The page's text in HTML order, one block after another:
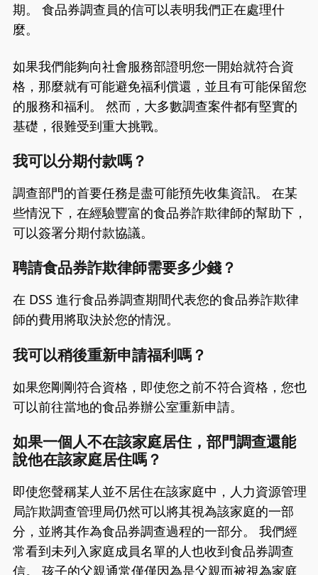
期。 食品券調查員的信可以表明我們正在處理什
麼。
如果我們能夠向社會服務部證明您一開始就符合資
格，那麼就有可能避免福利償還，並且有可能保留您
的服務和福利。 然而，大多數調查案件都有堅實的
基礎，很難受到重大挑戰。
我可以分期付款嗎？
調查部門的首要任務是盡可能預先收集資訊。 在某
些情況下，在經驗豐富的食品券詐欺律師的幫助下，
可以簽署分期付款協議。
聘請食品券詐欺律師需要多少錢？
在 DSS 進行食品券調查期間代表您的食品券詐欺律
師的費用將取決於您的情況。
我可以稍後重新申請福利嗎？
如果您剛剛符合資格，即使您之前不符合資格，您也
可以前往當地的食品券辦公室重新申請。
如果一個人不在該家庭居住，部門調查還能
說他在該家庭居住嗎？
即使您聲稱某人並不居住在該家庭中，人力資源管理
局詐欺調查管理局仍然可以將其視為該家庭的一部
分，並將其作為食品券調查過程的一部分。 我們經
常看到未列入家庭成員名單的人也收到食品券調查
信。 孩子的父親通常僅僅因為是父親而被視為家庭